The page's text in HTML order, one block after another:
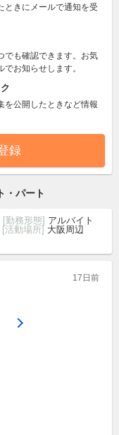
ときにメールで通知を受
でも確認できます。お気
お知らせします。
を公開したときなど情報
録
・パート
[勤務形態] アルバイト
[活動場所] 大阪周辺
17日前